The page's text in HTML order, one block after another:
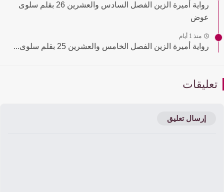
رواية أميرة الزين الفصل السادس والعشرين 26 بقلم سلوى
عوض
منذ 1 أيام
رواية أميرة الزين الفصل الخامس والعشرين 25 بقلم سلوى...
إرسال تعليق